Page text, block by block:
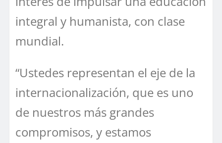
integral y humanista, con clase
mundial.
“Ustedes representan el eje de la
internacionalización, que es uno
de nuestros más grandes
compromisos, y estamos